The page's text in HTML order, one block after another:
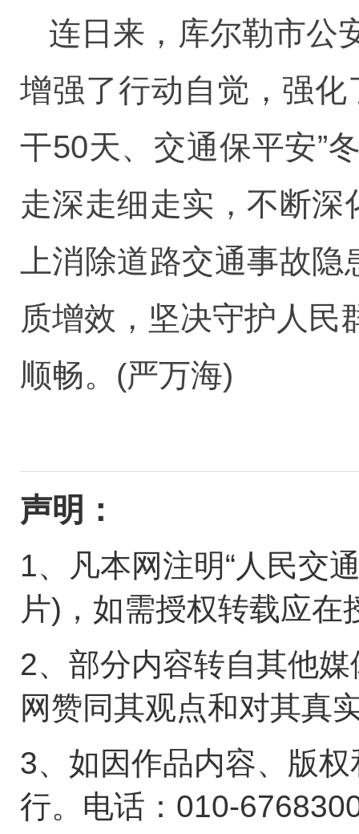
连日来，库尔勒市公
增强了行动自觉，强
干50天、交通保平安”
走深走细走实，不断深
上消除道路交通事故
质增效，坚决守护人民
顺畅。(严万海)
声明：
1、凡本网注明“人民交
片)，如需授权转载应
2、部分内容转自其他
网赞同其观点和对其真
3、如因作品内容、版
行。电话：010-